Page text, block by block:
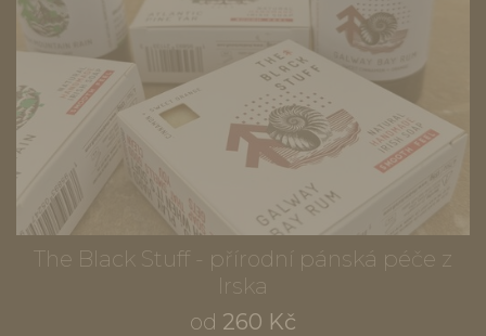
The Black Stuff - přírodní pánská péče z
Irska
od 260 Kč